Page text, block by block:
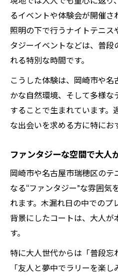
介
観戦帰りに楽しむ
め
テニスと一緒に楽
テニス観戦と合わ
ト
文化施設も巡れるテニ
文化体験とテニス
テニスと美術館巡
ファンタジー要素
案
テニス好きにおす
週末はファンタジ
う
るイベントや体験会が開催さ
照明の下で行うナイトテニ
タジーイベントなどは、普段
れる特別な時間です。
こうした体験は、岡崎市や
かな自然環境、そして多様
することで生まれています。
な出会いを求める方に特にお
ファンタジーな空間で大人
岡崎市や名古屋市瑞穂区の
なる“ファンタジー”な雰囲気
れます。木漏れ日の中でのプ
背景にしたコートは、大人
す。
特に大人世代からは「普段忘
「友人と夢中でラリーを楽